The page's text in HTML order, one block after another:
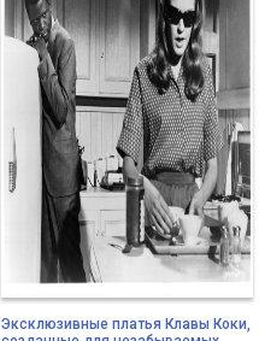
Эксклюзивные платья Клавы Коки,